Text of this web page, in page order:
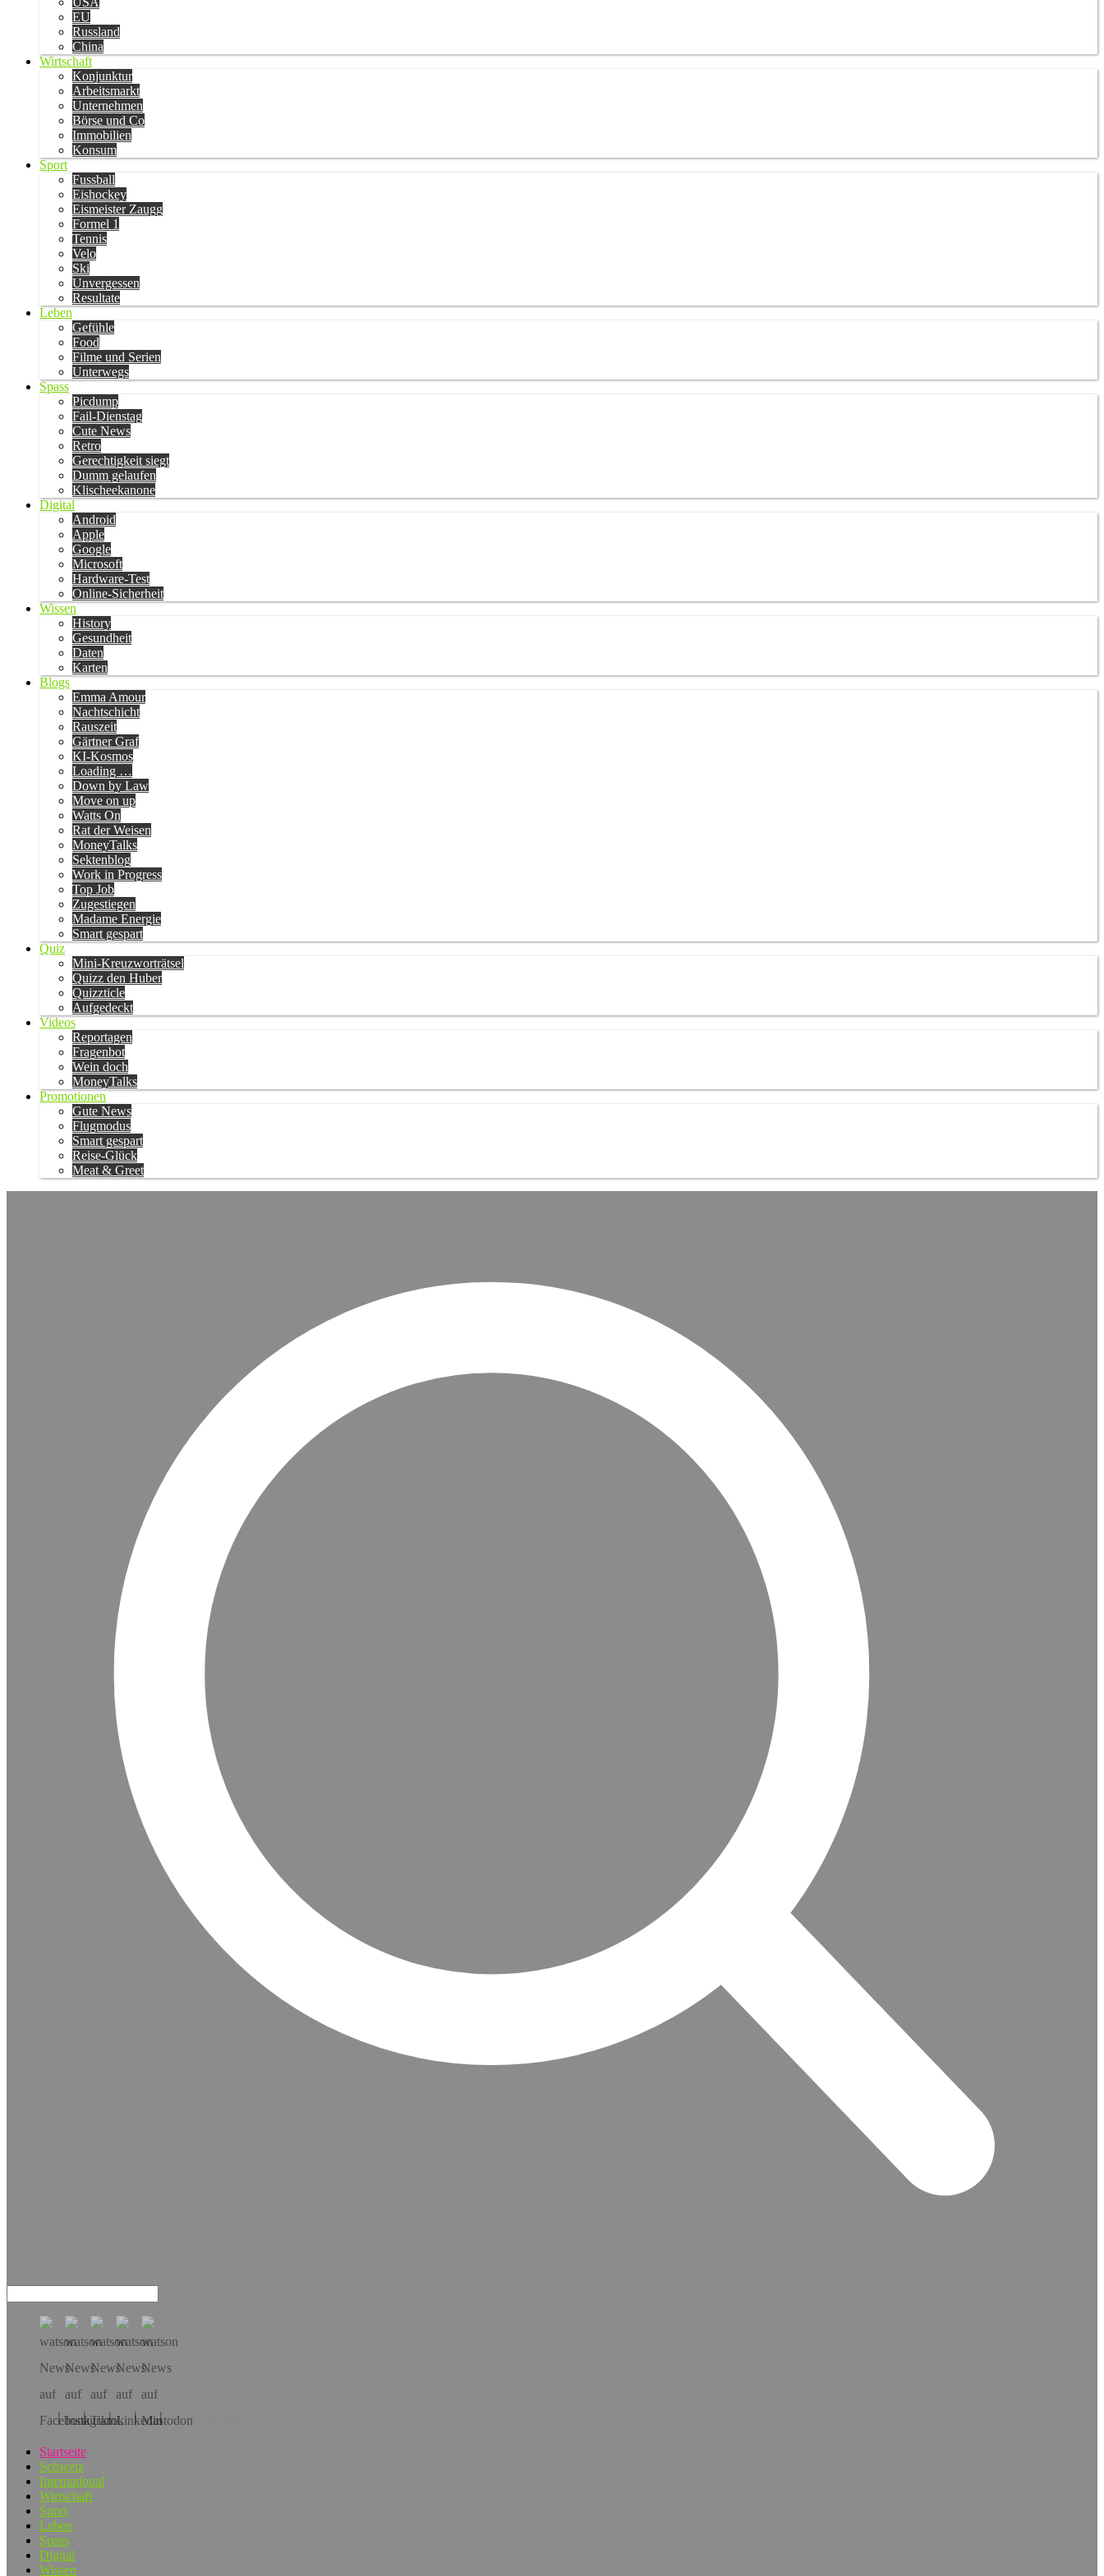
EU
Russland
China
Wirtschaft
Konjunktur
Arbeitsmarkt
Unternehmen
Börse und Co
Immobilien
Konsum
Sport
Fussball
Eishockey
Eismeister Zaugg
Formel 1
Tennis
Velo
Ski
Unvergessen
Resultate
Leben
Gefühle
Food
Filme und Serien
Unterwegs
Spass
Picdump
Fail-Dienstag
Cute News
Retro
Gerechtigkeit siegt
Dumm gelaufen
Klischeekanone
Digital
Android
Apple
Google
Microsoft
Hardware-Test
Online-Sicherheit
Wissen
History
Gesundheit
Daten
Karten
Blogs
Emma Amour
Nachtschicht
Rauszeit
Gärtner Graf
KI-Kosmos
Loading …
Down by Law
Move on up
Watts On
Rat der Weisen
MoneyTalks
Sektenblog
Work in Progress
Top Job
Zugestiegen
Madame Energie
Smart gespart
Quiz
Mini-Kreuzworträtsel
Quizz den Huber
Quizzticle
Aufgedeckt
Videos
Reportagen
Fragenbot
Wein doch
MoneyTalks
Promotionen
Gute News
Flugmodus
Smart gespart
Reise-Glück
Meat & Greet
Hol dir die App!
Startseite
Schweiz
International
Wirtschaft
Sport
Leben
Spass
Digital
Wissen